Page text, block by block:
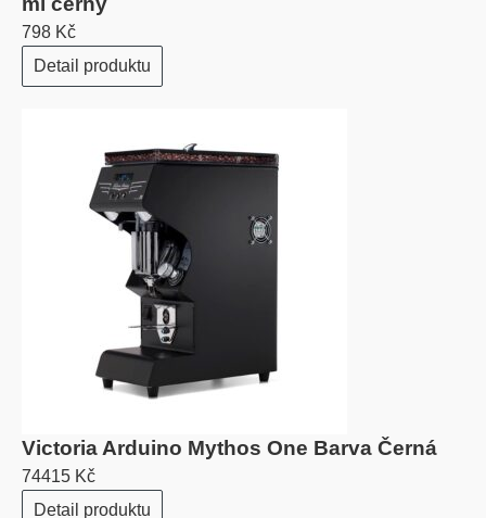
798 Kč
Detail produktu
Victoria Arduino Mythos One Barva Černá
74415 Kč
Detail produktu